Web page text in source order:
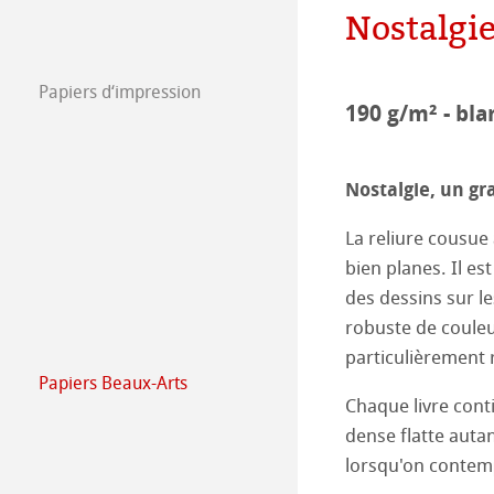
Ressources
Job
Papiers d‘impression
FineArt
Natural Line
Glossy FineArt
Canvas FineArt
FAQ
Installation des
Harman by
Hahnemühle
Certified Studio
Contact
Album Jet
Album Jet
Hahnemühle
Papiers Beaux-Arts
Hahnemühle
The Collection
The Collection
190 g/m² -
Nostalgie, un
La reliure
bien planes. Il
des dessins sur
robuste de
particulièrement
Chaque livre
dense flatte
lorsqu'on